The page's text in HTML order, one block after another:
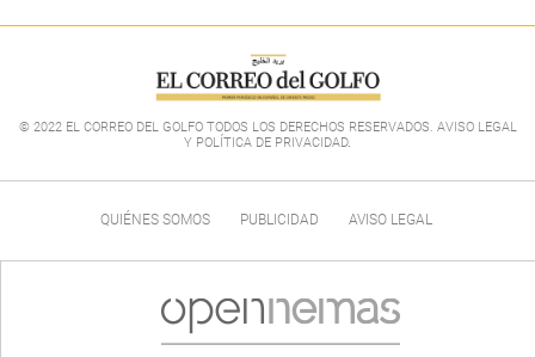
© 2022 EL CORREO DEL GOLFO TODOS LOS DERECHOS RESERVADOS. AVISO LEGAL
Y POLÍTICA DE PRIVACIDAD.
QUIÉNES SOMOS PUBLICIDAD AVISO LEGAL